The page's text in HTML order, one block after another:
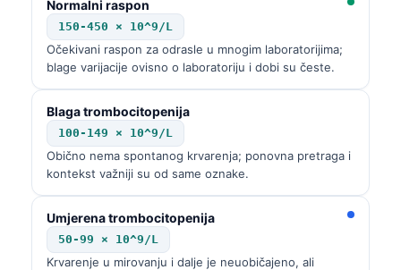
Normalni raspon
150-450 × 10^9/L
Očekivani raspon za odrasle u mnogim laboratorijima;
blage varijacije ovisno o laboratoriju i dobi su česte.
Blaga trombocitopenija
100-149 × 10^9/L
Obično nema spontanog krvarenja; ponovna pretraga i
kontekst važniji su od same oznake.
Umjerena trombocitopenija
50-99 × 10^9/L
Krvarenje u mirovanju i dalje je neuobičajeno, ali